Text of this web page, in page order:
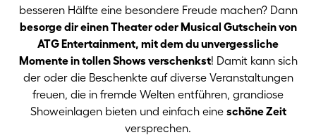
besseren Hälfte eine besondere Freude machen? Dann
besorge dir einen Theater oder Musical Gutschein von
ATG Entertainment, mit dem du unvergessliche
Momente in tollen Shows verschenkst! Damit kann sich
der oder die Beschenkte auf diverse Veranstaltungen
freuen, die in fremde Welten entführen, grandiose
Showeinlagen bieten und einfach eine schöne Zeit
versprechen.